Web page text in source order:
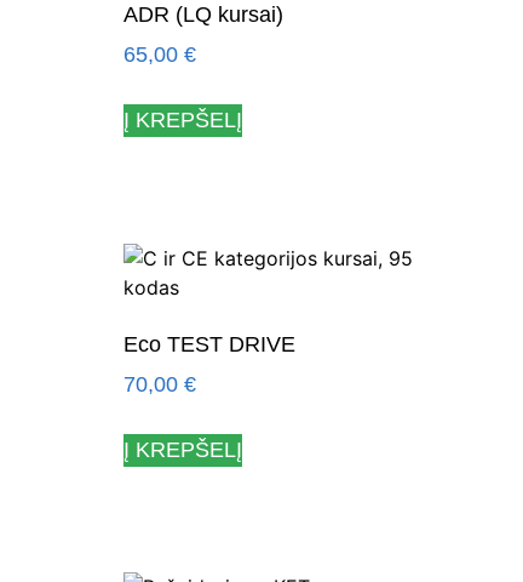
ADR (LQ kursai)
65,00 €
Į KREPŠELĮ
Eco TEST DRIVE
70,00 €
Į KREPŠELĮ